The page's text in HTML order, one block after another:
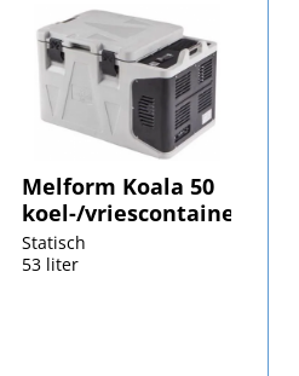
Melform Koala 50
koel-/vriescontainer
Statisch
53 liter